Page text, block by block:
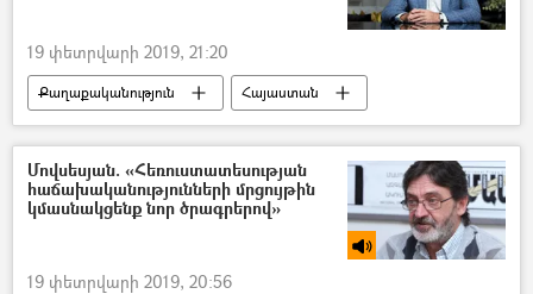
19 փետրվարի 2019, 21:20
Քաղաքականություն
Հայաստան
ՀՀ ազգային անվտանգության ծառայություն. ԱԱԾ
Մովսեսյան. «Հեռուստատեսության
հաճախականությունների մրցույթին
կմասնակցենք նոր ծրագրերով»
19 փետրվարի 2019, 20:56